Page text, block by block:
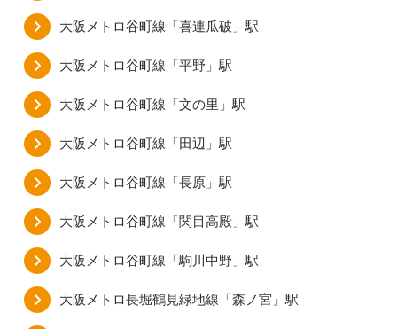
大阪メトロ谷町線「喜連瓜破」駅
大阪メトロ谷町線「平野」駅
大阪メトロ谷町線「文の里」駅
大阪メトロ谷町線「田辺」駅
大阪メトロ谷町線「長原」駅
大阪メトロ谷町線「関目高殿」駅
大阪メトロ谷町線「駒川中野」駅
大阪メトロ長堀鶴見緑地線「森ノ宮」駅